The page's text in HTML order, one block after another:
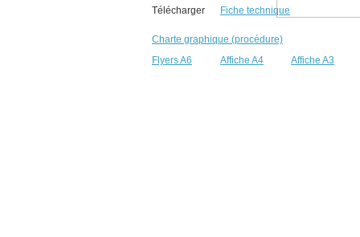
Télécharger Fiche technique
Charte graphique (procédure)
Flyers A6
Affiche A4 Affiche A3